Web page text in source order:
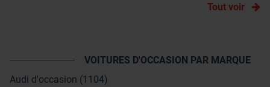
Tout voir
VOITURES D'OCCASION PAR MARQUE
Audi d'occasion (1104)